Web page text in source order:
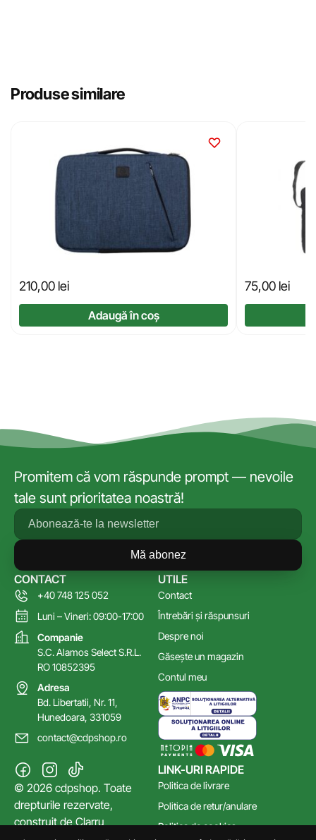
Produse similare
210,00 lei
Adaugă în coș
75,00 lei
Promitem că vom răspunde prompt — nevoile
tale sunt prioritatea noastră!
Mă abonez
LINK-URI RAPIDE
Politica de livrare
Politica de retur/anulare
Politica de cookies
UTILE
Contact
Întrebări și răspunsuri
Despre noi
Găsește un magazin
Contul meu
CONTACT
+40 748 125 052
Luni – Vineri: 09:00-17:00
Companie
S.C. Alamos Select S.R.L.
RO 10852395
Adresa
Bd. Libertatii, Nr. 11,
Hunedoara, 331059
contact@cdpshop.ro
© 2026 cdpshop. Toate
drepturile rezervate,
construit deClarru